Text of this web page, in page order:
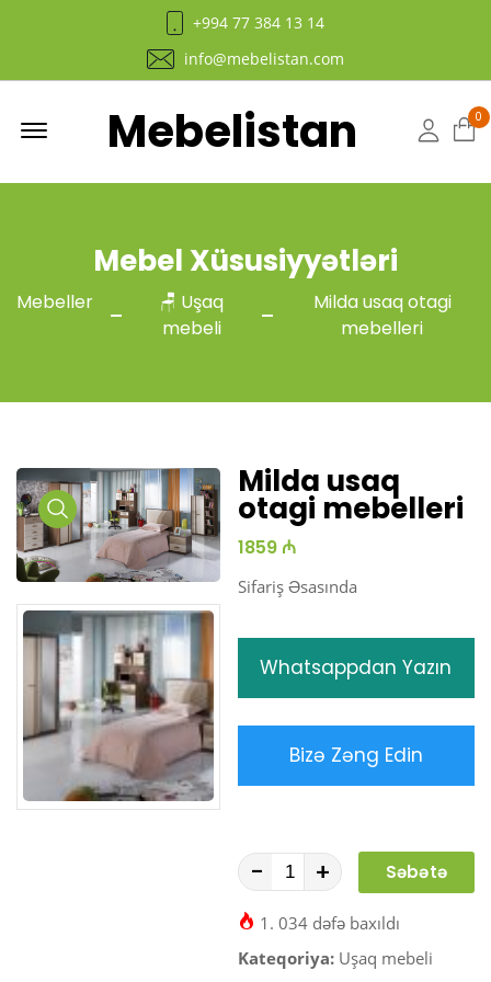
+994 77 384 13 14
info@mebelistan.com
Mebelistan 0
Mebel Xüsusiyyətləri
Mebeller
🪑 Uşaq
mebeli
Milda usaq otagi
mebelleri
Media
Gallery
Milda usaq
otagi mebelleri
1859 ₼
Sifariş Əsasında
Whatsappdan Yazın
Bizə Zəng Edin
- +
Səbətə
1. 034 dəfə baxıldı
Kateqoriya: Uşaq mebeli